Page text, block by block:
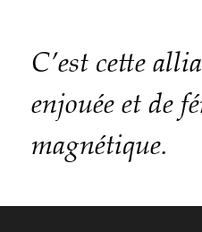
C’est cette
enjouée et de
magnétique.